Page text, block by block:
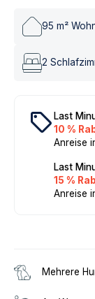
95 m²
2
local_offer Last
10 %
Anreise
Last
15 %
Anreise
Mehrere